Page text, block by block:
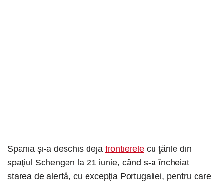
Spania şi-a deschis deja frontierele cu ţările din
spaţiul Schengen la 21 iunie, când s-a încheiat
starea de alertă, cu excepţia Portugaliei, pentru care